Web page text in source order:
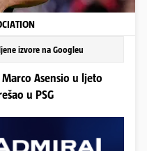
izvore na Googleu
Asensio u ljeto
u PSG